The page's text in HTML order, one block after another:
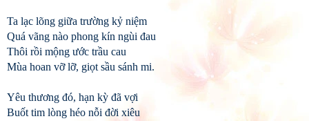
Ta lạc lõng giữa trường kỷ niệm
Quá vãng nào phong kín ngùi đau
Thôi rồi mộng ước trầu cau
Mùa hoan vỡ lỡ, giọt sầu sánh mi.
Yêu thương đó, hạn kỳ đã vợi
Buốt tim lòng héo nỗi đời xiêu